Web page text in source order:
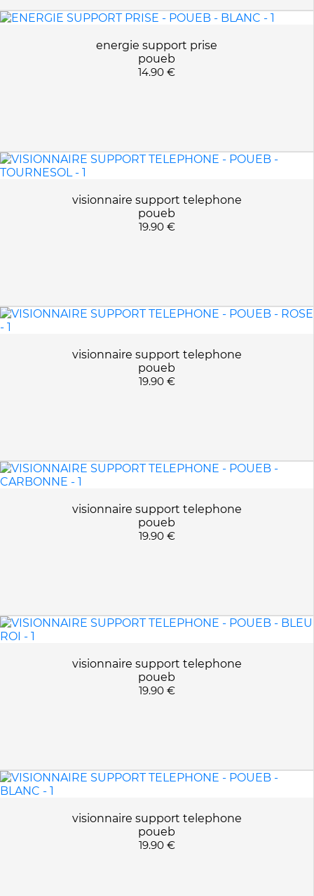
energie support prise
poueb
14.90 €
visionnaire support telephone
poueb
19.90 €
visionnaire support telephone
poueb
19.90 €
visionnaire support telephone
poueb
19.90 €
visionnaire support telephone
poueb
19.90 €
visionnaire support telephone
poueb
19.90 €